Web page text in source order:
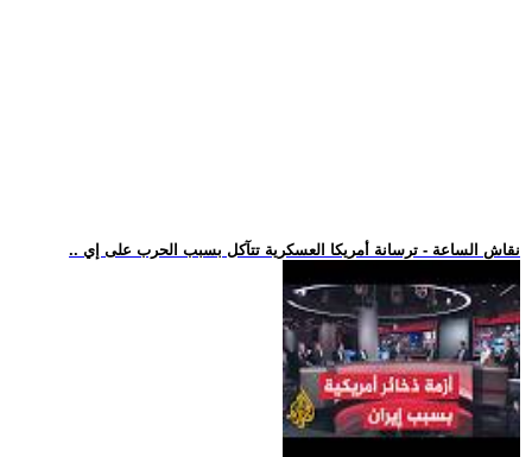
.. نقاش الساعة - ترسانة أمريكا العسكرية تتآكل بسبب الحرب على إي